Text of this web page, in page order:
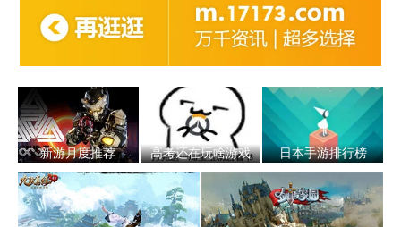
新游月度推荐 高考还在玩啥游戏 日本手游排行榜